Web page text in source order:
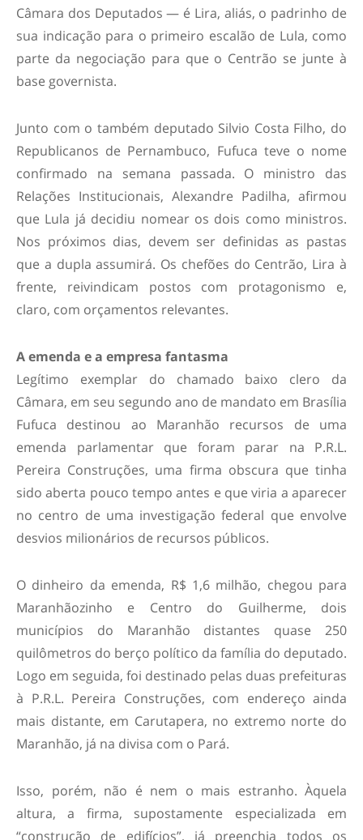
Câmara dos Deputados — é Lira, aliás, o padrinho de
sua indicação para o primeiro escalão de Lula, como
parte da negociação para que o Centrão se junte à
base governista.
Junto com o também deputado Silvio Costa Filho, do
Republicanos de Pernambuco, Fufuca teve o nome
confirmado na semana passada. O ministro das
Relações Institucionais, Alexandre Padilha, afirmou
que Lula já decidiu nomear os dois como ministros.
Nos próximos dias, devem ser definidas as pastas
que a dupla assumirá. Os chefões do Centrão, Lira à
frente, reivindicam postos com protagonismo e,
claro, com orçamentos relevantes.
A emenda e a empresa fantasma
Legítimo exemplar do chamado baixo clero da
Câmara, em seu segundo ano de mandato em Brasília
Fufuca destinou ao Maranhão recursos de uma
emenda parlamentar que foram parar na P.R.L.
Pereira Construções, uma firma obscura que tinha
sido aberta pouco tempo antes e que viria a aparecer
no centro de uma investigação federal que envolve
desvios milionários de recursos públicos.
O dinheiro da emenda, R$ 1,6 milhão, chegou para
Maranhãozinho e Centro do Guilherme, dois
municípios do Maranhão distantes quase 250
quilômetros do berço político da família do deputado.
Logo em seguida, foi destinado pelas duas prefeituras
à P.R.L. Pereira Construções, com endereço ainda
mais distante, em Carutapera, no extremo norte do
Maranhão, já na divisa com o Pará.
Isso, porém, não é nem o mais estranho. Àquela
altura, a firma, supostamente especializada em
“construção de edifícios”, já preenchia todos os